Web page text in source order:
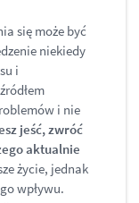
się może być
niekiedy
i
i nie
jeść, zwróć
aktualnie
życie, jednak
wpływu.